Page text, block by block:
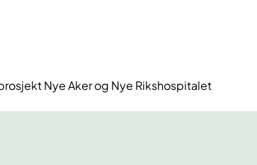
Nye Aker og Nye Rikshospitalet